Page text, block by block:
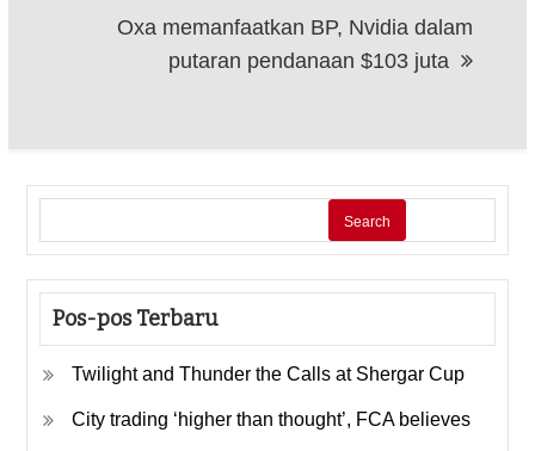
Oxa memanfaatkan BP, Nvidia dalam
putaran pendanaan $103 juta
Search
Pos-pos Terbaru
Twilight and Thunder the Calls at Shergar Cup
City trading ‘higher than thought’, FCA believes